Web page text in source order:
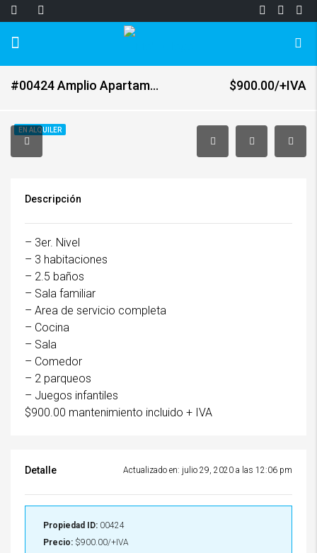
#00424 Amplio Apartamento en 20 Calle Zona 10 $900.00/+IVA
EN ALQUILER
Descripción
– 3er. Nivel
– 3 habitaciones
– 2.5 baños
– Sala familiar
– Area de servicio completa
– Cocina
– Sala
– Comedor
– 2 parqueos
– Juegos infantiles
$900.00 mantenimiento incluido + IVA
Detalle Actualizado en: julio 29, 2020 a las 12:06 pm
Propiedad ID: 00424
Precio: $900.00/+IVA